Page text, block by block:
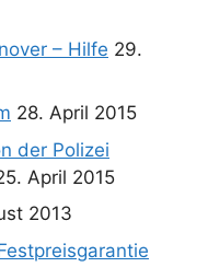
– Hilfe 29.
28. April 2015
der Polizei
April 2015
2013